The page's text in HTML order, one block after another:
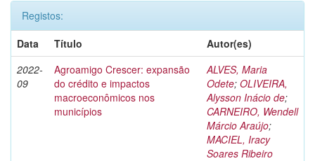
Registos:
Data
Título
Autor(es)
2022-
09
Agroamigo Crescer: expansão
do crédito e impactos
macroeconômicos nos
municípios
ALVES, Maria
Odete; OLIVEIRA,
Alysson Inácio de;
CARNEIRO, Wendell
Márcio Araújo;
MACIEL, Iracy
Soares Ribeiro